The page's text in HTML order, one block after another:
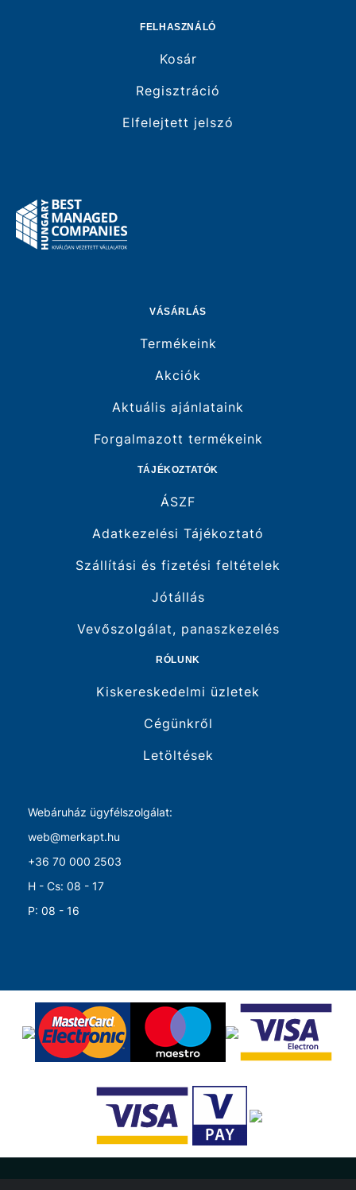
FELHASZNÁLÓ
Kosár
Regisztráció
Elfelejtett jelszó
VÁSÁRLÁS
Termékeink
Akciók
Aktuális ajánlataink
Forgalmazott termékeink
TÁJÉKOZTATÓK
ÁSZF
Adatkezelési Tájékoztató
Szállítási és fizetési feltételek
Jótállás
Vevőszolgálat, panaszkezelés
RÓLUNK
Kiskereskedelmi üzletek
Cégünkről
Letöltések
Webáruház ügyfélszolgálat:
web@merkapt.hu
+36 70 000 2503
H - Cs: 08 - 17
P: 08 - 16